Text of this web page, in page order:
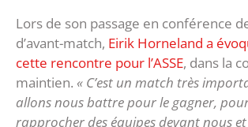
Lors de son passage en conférence
d’avant-match, Eirik Horneland a
cette rencontre pour l’ASSE, dans la
maintien. « C’est un match très
allons nous battre pour le gagner,
rapprocher des équipes devant nous